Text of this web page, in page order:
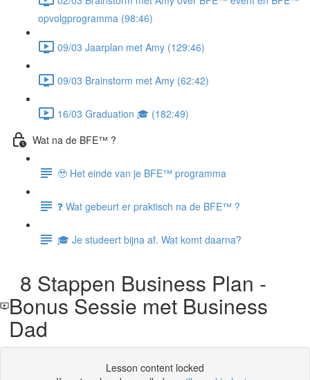
opvolgprogramma (98:46)
09/03 Jaarplan met Amy (129:46)
09/03 Brainstorm met Amy (62:42)
16/03 Graduation 🎓 (182:49)
Wat na de BFE™ ?
🥹 Het einde van je BFE™ programma
❓ Wat gebeurt er praktisch na de BFE™ ?
🎓 Je studeert bijna af. Wat komt daarna?
8 Stappen Business Plan -
Bonus Sessie met Business
Dad
Lesson content locked